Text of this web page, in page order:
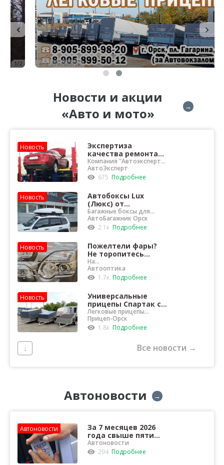
erid: 2Vfnxw8hrsS 2/2
Новости и акции
«Авто и мото»
→
Новость
Экспертиза
качества ремонта
автомобиля
Компания "Автоэксперт"
проведет
профессиональную
независимую экспертизу
АвтоЭксперт
675 Подробнее
Новость
Автобоксы Lux
(Люкс) от
официального
дилера в Орске
Багажные боксы для
любого автомобиля
АвтоБагажник Орск
2.1к Подробнее
Новость
Пожелтели фары?
Не торопитесь
покупать новые!
На
оригинальных фарах мож
но восстановить
прозрачность и улучшить
Автооптика
1.7к Подробнее
Новость
Универсальные
прицепы Спартак со
склада в Орске
Легковые прицепы
размером от 2 до 2,8 м с
самосвальной системой
Прицеп-Орск
1.8к Подробнее
↓ Все новости →
Автоновости →
Автоновости
За 7 месяцев 2026
года свыше пяти
тысяч орчан были
оштрафованы за
Автоновости
294 Подробнее